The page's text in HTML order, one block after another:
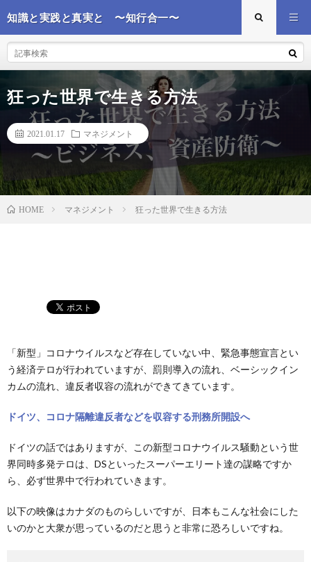
知識と実践と真実と 〜知行合一〜
狂った世界で生きる方法
2021.01.17 マネジメント
HOME マネジメント 狂った世界で生きる方法
「新型」コロナウイルスなど存在していない中、緊急事態宣言とい
う経済テロが行われていますが、罰則導入の流れ、ベーシックイン
カムの流れ、違反者収容の流れができてきています。
ドイツ、コロナ隔離違反者などを収容する刑務所開設へ
ドイツの話ではありますが、この新型コロナウイルス騒動という世
界同時多発テロは、DSといったスーパーエリート達の謀略ですか
ら、必ず世界中で行われていきます。
以下の映像はカナダのものらしいですが、日本もこんな社会にした
いのかと大衆が思っているのだと思うと非常に恐ろしいですね。